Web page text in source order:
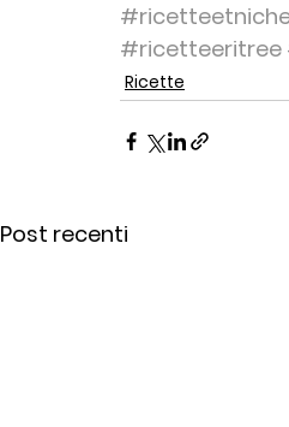
#ricetteeritree
Ricette
Post recenti